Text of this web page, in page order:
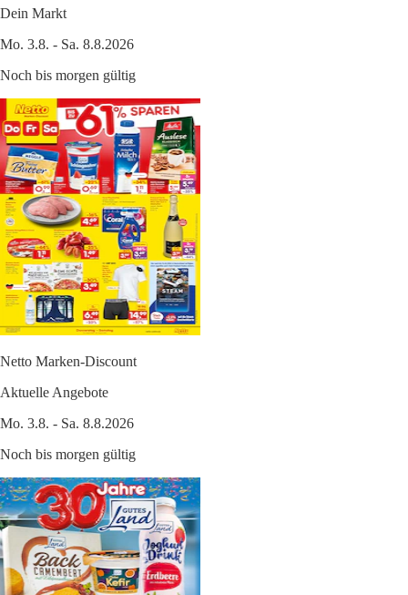
Dein Markt
Mo. 3.8. - Sa. 8.8.2026
Noch bis morgen gültig
Netto Marken-Discount
Aktuelle Angebote
Mo. 3.8. - Sa. 8.8.2026
Noch bis morgen gültig